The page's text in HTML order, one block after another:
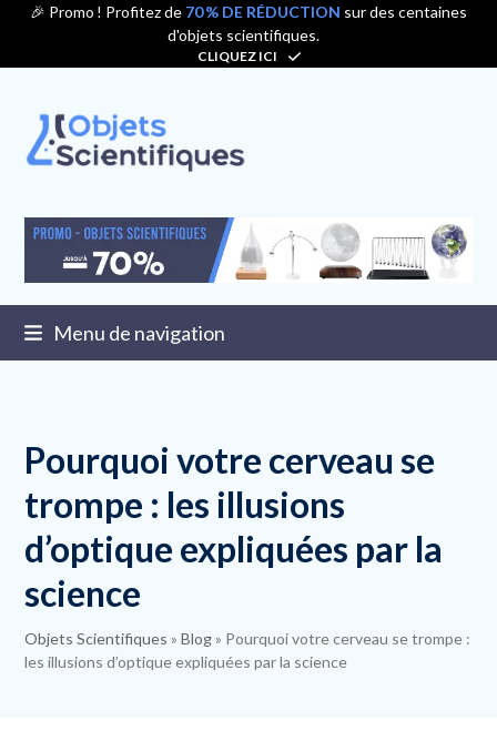
Contenu
connexion
🎉 Promo ! Profitez de 70 % DE RÉDUCTION sur des centaines
d'objets scientifiques.
CLIQUEZ ICI
Menu de navigation
Pourquoi votre cerveau se
trompe : les illusions
d’optique expliquées par la
science
Objets Scientifiques »Blog» Pourquoi votre cerveau se trompe :
les illusions d’optique expliquées par la science